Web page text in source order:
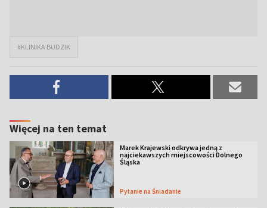
#KLINIKA BUDZIK
Więcej na ten temat
Marek Krajewski odkrywa jedną z
najciekawszych miejscowości Dolnego
Śląska
Pytanie na Śniadanie